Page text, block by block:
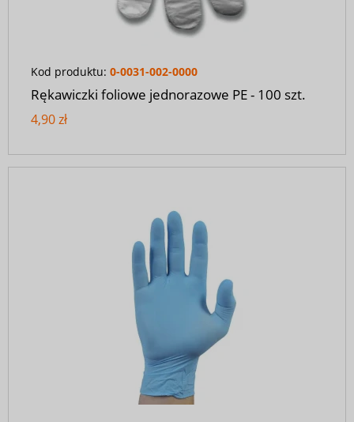
Kod produktu: 0-0031-002-0000
Rękawiczki foliowe jednorazowe PE - 100 szt.
4,90 zł